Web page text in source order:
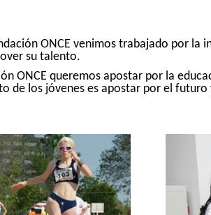
ONCE venimos trabajado por la
su talento.
ONCE queremos apostar por la
de los jóvenes es apostar por el